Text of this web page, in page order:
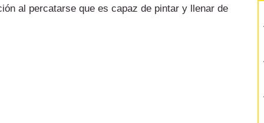
al percatarse que es capaz de pintar y llenar de